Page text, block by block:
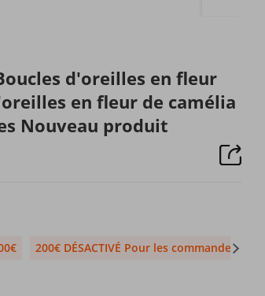
d'oreilles en fleur
en fleur de camélia
Nouveau produit
200€ DÉSACTIVÉ Pour les commandes 1